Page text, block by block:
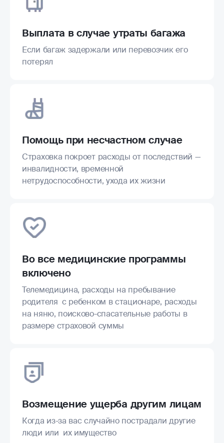
Выплата в случае утраты багажа
Если багаж задержали или перевозчик его
потерял
Помощь при несчастном случае
Страховка покроет расходы от последствий —
инвалидности, временной
нетрудоспособности, ухода их жизни
Во все медицинские программы
включено
Телемедицина, расходы на пребывание
родителя с ребенком в стационаре, расходы
на няню, поисково-спасательные работы в
размере страховой суммы
Возмещение ущерба другим лицам
Когда из-за вас случайно пострадали другие
люди или их имущество